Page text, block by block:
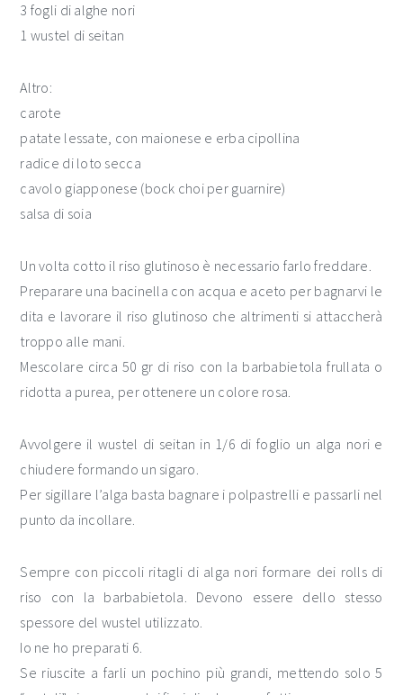
3 fogli di alghe nori
1 wustel di seitan
Altro:
carote
patate lessate, con maionese e erba cipollina
radice di loto secca
cavolo giapponese (bock choi per guarnire)
salsa di soia
Un volta cotto il riso glutinoso è necessario farlo freddare.
Preparare una bacinella con acqua e aceto per bagnarvi le
dita e lavorare il riso glutinoso che altrimenti si attaccherà
troppo alle mani.
Mescolare circa 50 gr di riso con la barbabietola frullata o
ridotta a purea, per ottenere un colore rosa.
Avvolgere il wustel di seitan in 1/6 di foglio un alga nori e
chiudere formando un sigaro.
Per sigillare l’alga basta bagnare i polpastrelli e passarli nel
punto da incollare.
Sempre con piccoli ritagli di alga nori formare dei rolls di
riso con la barbabietola. Devono essere dello stesso
spessore del wustel utilizzato.
Io ne ho preparati 6.
Se riuscite a farli un pochino più grandi, mettendo solo 5